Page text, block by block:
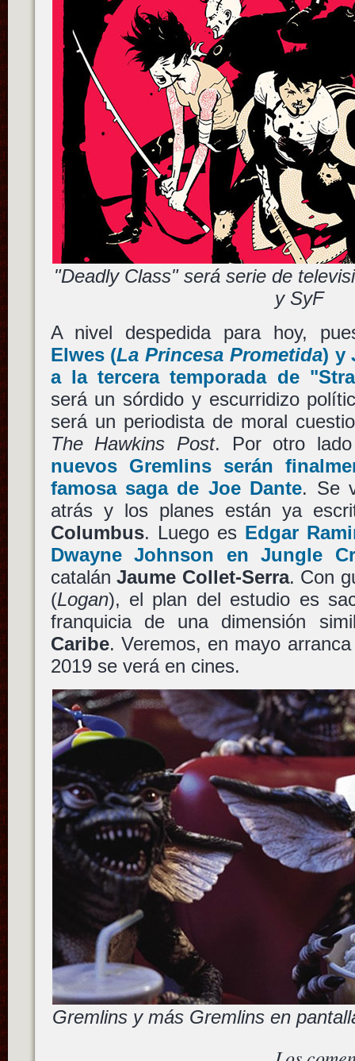
"Deadly Class" será serie de
y SyF
A nivel despedida para hoy,
Elwes(La Princesa Prometida) y
a la tercera temporada de
será un sórdido y escurridizo
será un periodista de moral
The Hawkins Post. Por otro
nuevos Gremlinsserán
famosa saga de Joe Dante. Se
atrás y los planes están ya
Columbus. Luego es Edgar
Dwayne Johnson enJungle
catalánJaume Collet-Serra. Con
(Logan), el plan del estudio es
franquicia de una dimensión
Caribe. Veremos, en mayo
2019 se verá en cines.
Gremlins y más Gremlins en